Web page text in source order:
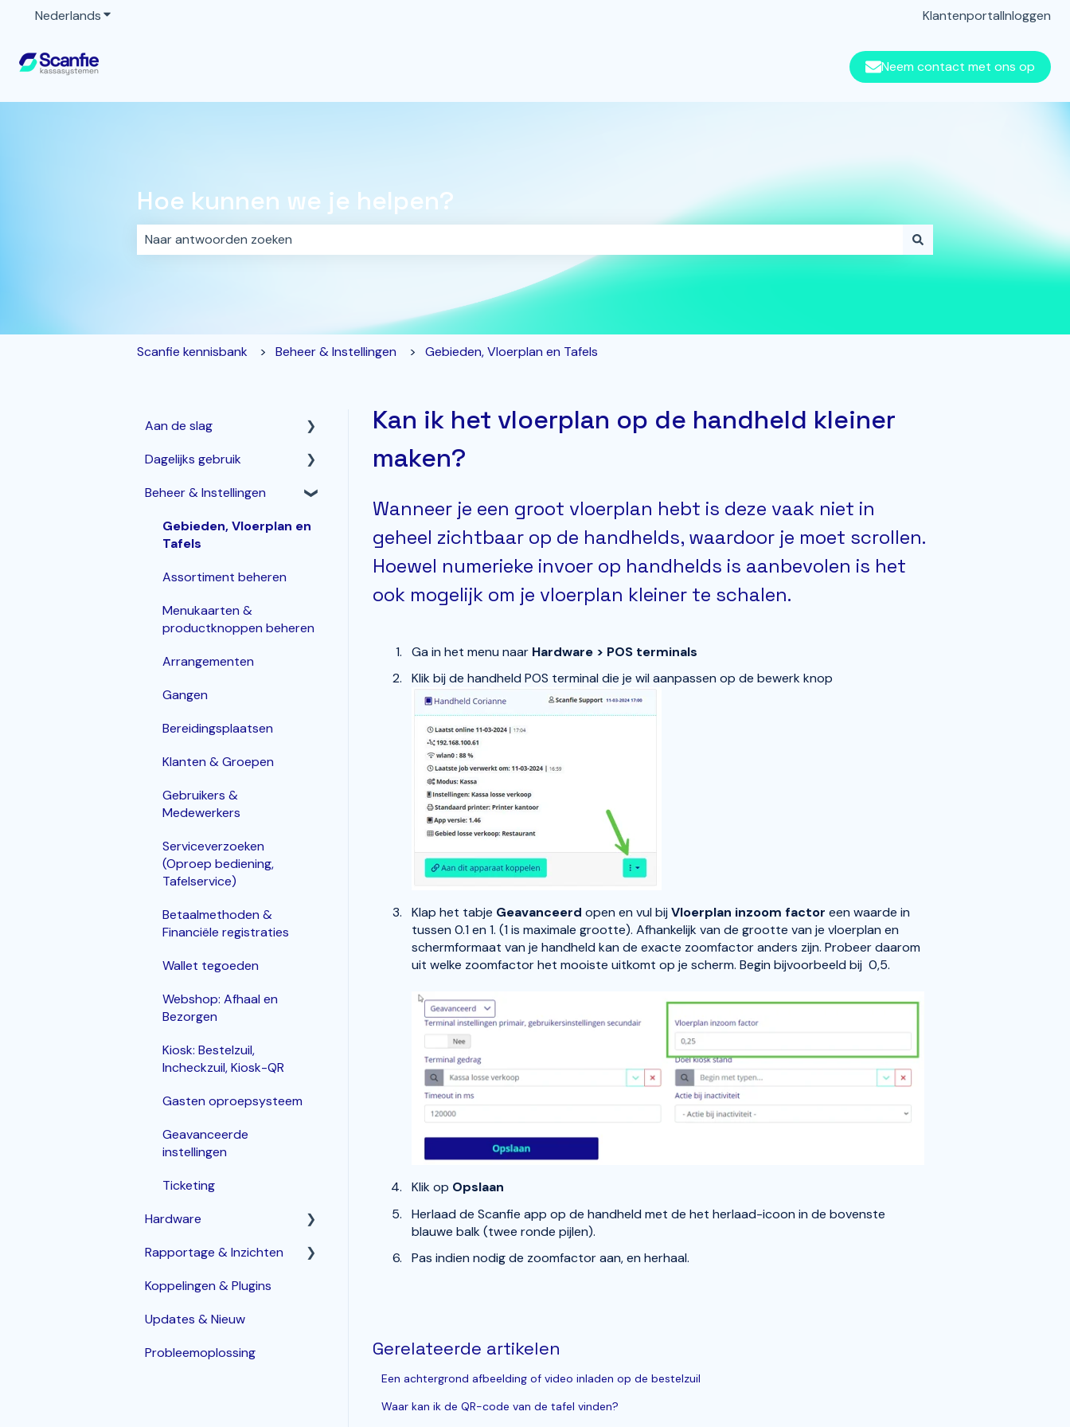
NederlandsSubmenu tonen voor vertalingen KlantenportalInloggen
Neem contact met ons op
Hoe kunnen we je helpen?
Scanfie kennisbank Beheer & Instellingen Gebieden, Vloerplan en Tafels
Kan ik het vloerplan op de handheld kleiner
maken?
Wanneer je een groot vloerplan hebt is deze vaak niet in
geheel zichtbaar op de handhelds, waardoor je moet scrollen.
Hoewel numerieke invoer op handhelds is aanbevolen is het
ook mogelijk om je vloerplan kleiner te schalen.
Ga in het menu naar Hardware > POS terminals
Klik bij de handheld POS terminal die je wil aanpassen op de bewerk knop
Klap het tabje Geavanceerd open en vul bij Vloerplan inzoom factor een waarde in
tussen 0.1 en 1. (1 is maximale grootte). Afhankelijk van de grootte van je vloerplan en
schermformaat van je handheld kan de exacte zoomfactor anders zijn. Probeer daarom
uit welke zoomfactor het mooiste uitkomt op je scherm. Begin bijvoorbeeld bij 0,5.
Klik op Opslaan
Herlaad de Scanfie app op de handheld met de het herlaad-icoon in de bovenste
blauwe balk (twee ronde pijlen).
Pas indien nodig de zoomfactor aan, en herhaal.
Gerelateerde artikelen
Een achtergrond afbeelding of video inladen op de bestelzuil
Waar kan ik de QR-code van de tafel vinden?
Aan de slag
Horeca Kassasysteem
Webshop: Afhaal- en
Bestelzuil en Kiosk-QR
Dagelijks gebruik
Betalen & corrigeren
Bestellingen invoeren &
bewerken
Korting
Inloggen, In- en Uitklokken
Beheer & Instellingen
Gebieden, Vloerplan en
Tafels
Assortiment beheren
Menukaarten &
productknoppen beheren
Arrangementen
Gangen
Bereidingsplaatsen
Klanten & Groepen
Gebruikers &
Medewerkers
Serviceverzoeken
(Oproep bediening,
Tafelservice)
Betaalmethoden &
Financiële registraties
Wallet tegoeden
Webshop: Afhaal en
Bezorgen
Kiosk: Bestelzuil,
Incheckzuil, Kiosk-QR
Gasten oproepsysteem
Geavanceerde
instellingen
Ticketing
Hardware
Router
POS terminals
Bonprinters
Kassalade
Rapportage & Inzichten
Geavanceerde opties
Koppelingen & Plugins
Updates & Nieuw
Probleemoplossing